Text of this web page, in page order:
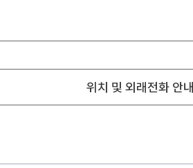
위치 및 외래전화 안내